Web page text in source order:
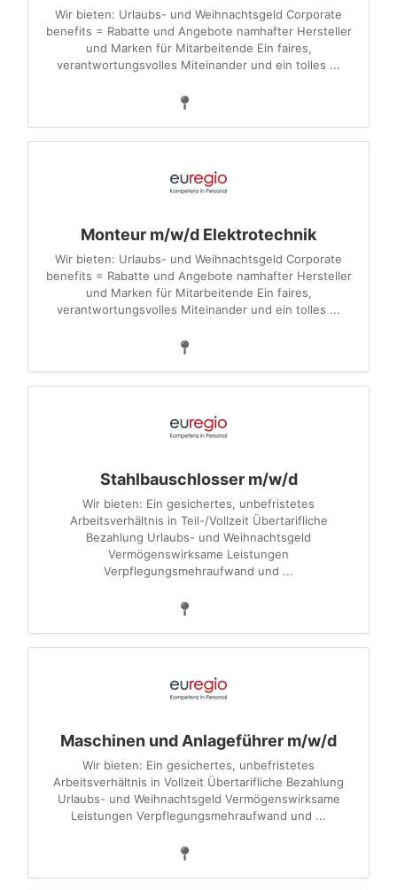
Wir bieten: Urlaubs- und Weihnachtsgeld Corporate
benefits = Rabatte und Angebote namhafter Hersteller
und Marken für Mitarbeitende Ein faires,
verantwortungsvolles Miteinander und ein tolles ...
Monteur m/w/d Elektrotechnik
Wir bieten: Urlaubs- und Weihnachtsgeld Corporate
benefits = Rabatte und Angebote namhafter Hersteller
und Marken für Mitarbeitende Ein faires,
verantwortungsvolles Miteinander und ein tolles ...
Stahlbauschlosser m/w/d
Wir bieten: Ein gesichertes, unbefristetes
Arbeitsverhältnis in Teil-/Vollzeit Übertarifliche
Bezahlung Urlaubs- und Weihnachtsgeld
Vermögenswirksame Leistungen
Verpflegungsmehraufwand und ...
Maschinen und Anlageführer m/w/d
Wir bieten: Ein gesichertes, unbefristetes
Arbeitsverhältnis in Vollzeit Übertarifliche Bezahlung
Urlaubs- und Weihnachtsgeld Vermögenswirksame
Leistungen Verpflegungsmehraufwand und ...